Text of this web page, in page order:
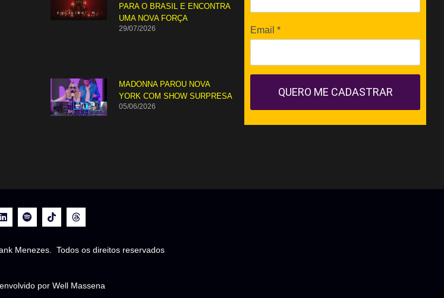
PARA O BRASIL E ENCONTRA
UMA NOVA FORÇA
29/07/2026
MADONNA PAROU NOVA
YORK COM SHOW SURPRESA
05/06/2026
Email *
QUERO ME CADASTRAR
Menezes. Todos os direitos reservados
por Well Massena